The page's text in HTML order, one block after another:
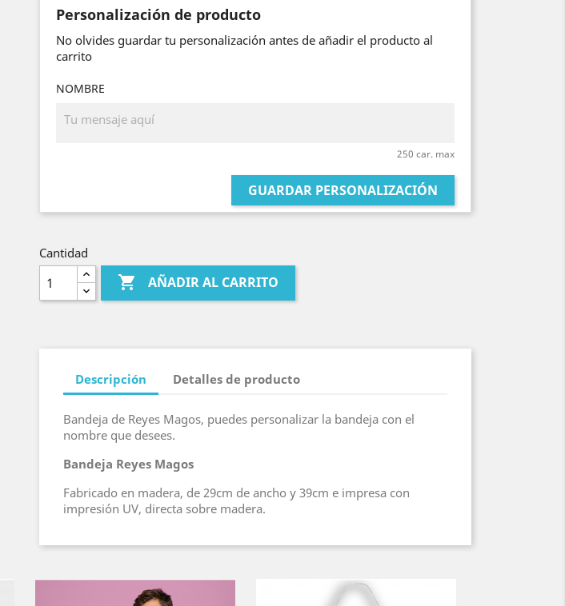
Personalización de producto
No olvides guardar tu personalización antes de añadir el producto al
carrito
NOMBRE
250 car. max
GUARDAR PERSONALIZACIÓN
Cantidad
 AÑADIR AL CARRITO
Descripción Detalles de producto
Bandeja de Reyes Magos, puedes personalizar la bandeja con el
nombre que desees.
Bandeja Reyes Magos
Fabricado en madera, de 29cm de ancho y 39cm e impresa con
impresión UV, directa sobre madera.